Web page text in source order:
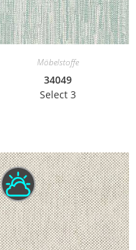
Möbelstoffe
34049
Select 3